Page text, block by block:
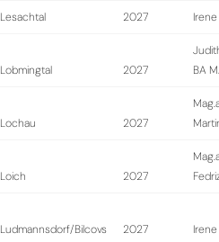
Lesachtal 2027
Lobmingtal 2027
BA
Lochau 2027
Loich 2027
Ludmannsdorf/Bilcovs 2027